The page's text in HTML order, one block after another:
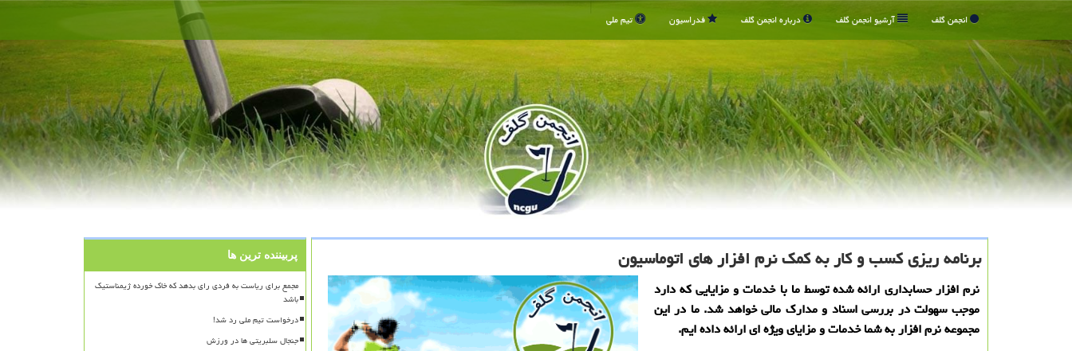
انجمن گلف آرشیو انجمن گلف درباره انجمن گلف فدراسیون تیم ملی
برنامه ریزی کسب و کار به کمک نرم افزار های اتوماسیون
نرم افزار حسابداری ارائه شده توسط ما با خدمات و مزایایی که دارد
موجب سهولت در بررسی اسناد و مدارک مالی خواهد شد. ما در این
مجموعه نرم افزار به شما خدمات و مزایای ویژه ‌ای ارائه داده ‌ایم.
پربیننده ترین ها
مجمع برای ریاست به فردی رای بدهد که خاک خورده ژیمناستیک
باشد
درخواست تیم ملی رد شد!
جنجال سلبریتی ها در ورزش